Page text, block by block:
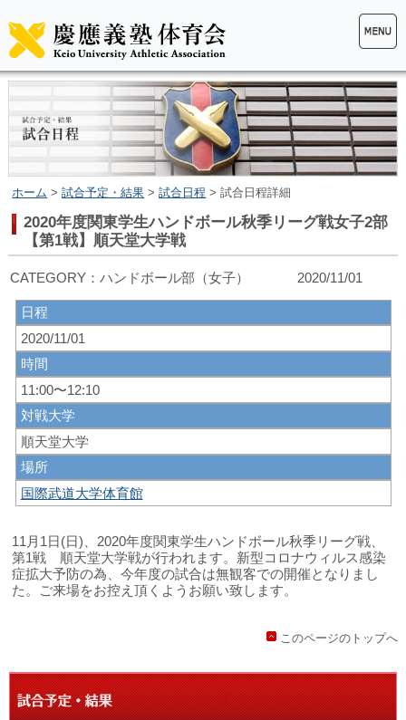
ホーム >試合予定・結果 >試合日程 > 試合日程詳細
2020年度関東学生ハンドボール秋季リーグ戦女子2部
【第1戦】順天堂大学戦
CATEGORY：ハンドボール部（女子） 2020/11/01
日程
2020/11/01
時間
11:00〜12:10
対戦大学
順天堂大学
場所
国際武道大学体育館
11月1日(日)、2020年度関東学生ハンドボール秋季リーグ戦、
第1戦 順天堂大学戦が行われます。新型コロナウィルス感染
症拡大予防の為、今年度の試合は無観客での開催となりまし
た。ご来場をお控え頂くようお願い致します。
このページのトップへ